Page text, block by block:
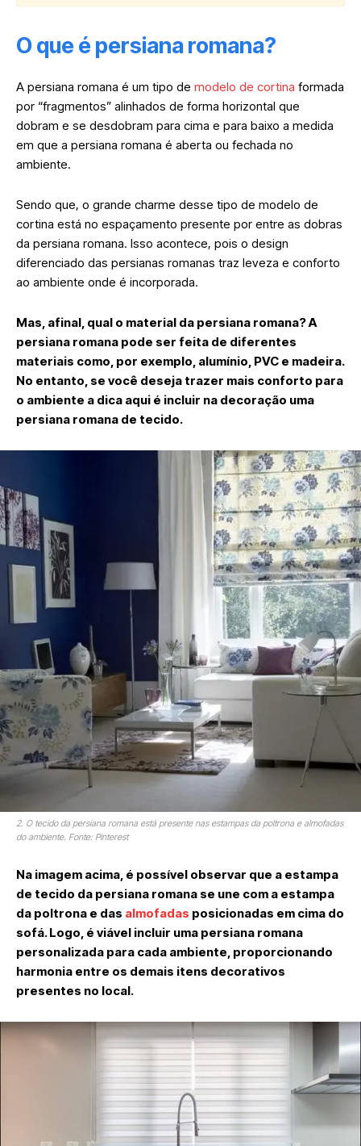
O que é persiana romana?
A persiana romana é um tipo de modelo de cortina formada
por “fragmentos” alinhados de forma horizontal que
dobram e se desdobram para cima e para baixo a medida
em que a persiana romana é aberta ou fechada no
ambiente.
Sendo que, o grande charme desse tipo de modelo de
cortina está no espaçamento presente por entre as dobras
da persiana romana. Isso acontece, pois o design
diferenciado das persianas romanas traz leveza e conforto
ao ambiente onde é incorporada.
Mas, afinal, qual o material da persiana romana? A
persiana romana pode ser feita de diferentes
materiais como, por exemplo, alumínio, PVC e madeira.
No entanto, se você deseja trazer mais conforto para
o ambiente a dica aqui é incluir na decoração uma
persiana romana de tecido.
2. O tecido da persiana romana está presente nas estampas da poltrona e almofadas
do ambiente. Fonte: Pinterest
Na imagem acima, é possível observar que a estampa
de tecido da persiana romana se une com a estampa
da poltrona e das almofadas posicionadas em cima do
sofá. Logo, é viável incluir uma persiana romana
personalizada para cada ambiente, proporcionando
harmonia entre os demais itens decorativos
presentes no local.